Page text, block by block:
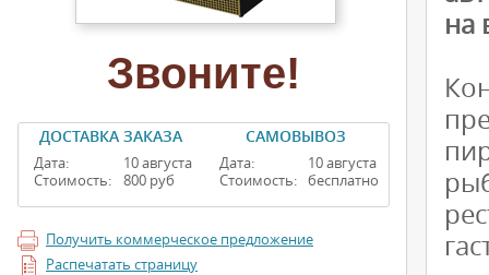
Звоните!
ДОСТАВКА ЗАКАЗА
Дата:
Стоимость:
10 августа
800 руб
САМОВЫВОЗ
Дата:
Стоимость:
10 августа
бесплатно
Получить коммерческое предложение
Распечатать страницу
на